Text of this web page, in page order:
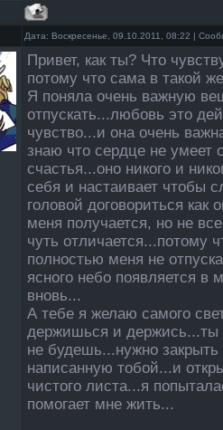
Дата: Воскресенье, 09.10.2011, 08:22 |
Привет, как ты? Что
потому что сама в такой
Я поняла очень важную
отпускать...любовь это
чувство...и она очень
знаю что сердце не умеет
счастья...оно никого и
себя и настаивает чтобы
головой договориться как
меня получается, но не
чуть отличается...потому
полностью меня не
ясного небо появляется в
вновь...
А тебе я желаю самого
держишься и держись...ты
не будешь...нужно закрыть
написанную тобой...и
чистого листа...я
помогает мне жить...